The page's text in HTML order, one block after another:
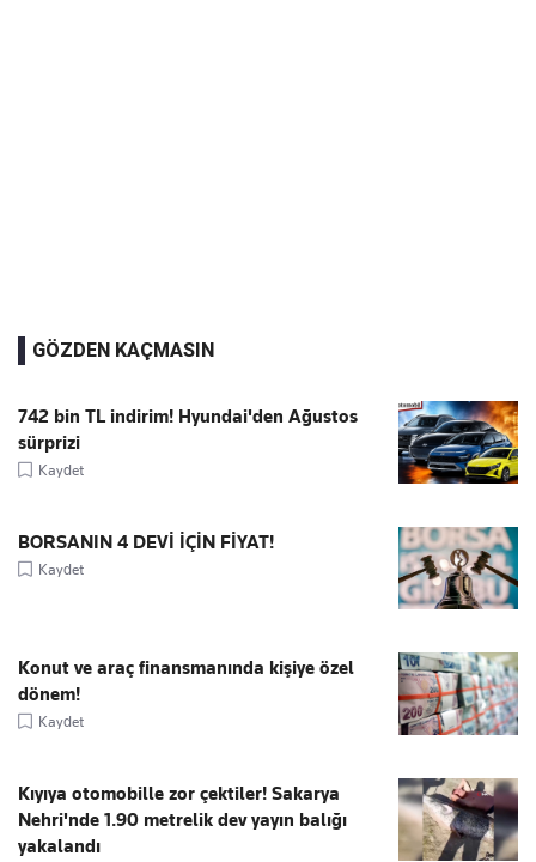
GÖZDEN KAÇMASIN
742 bin TL indirim! Hyundai'den Ağustos
sürprizi
Kaydet
BORSANIN 4 DEVİ İÇİN FİYAT!
Kaydet
Konut ve araç finansmanında kişiye özel
dönem!
Kaydet
Kıyıya otomobille zor çektiler! Sakarya
Nehri'nde 1.90 metrelik dev yayın balığı
yakalandı